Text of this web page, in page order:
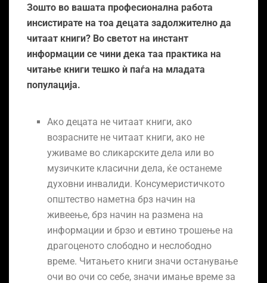
Зошто во вашата професионална работа
инсистирате на тоа децата задолжително да
читаат книги? Во светот на инстант
информации се чини дека таа практика на
читање книги тешко ѝ паѓа на младата
популација.
Ако децата не читаат книги, ако
возрасните не читаат книги, ако не
уживаме во сликарските дела или во
музичките класични дела, ќе останеме
духовни инвалиди. Консумеристичкото
општество наметна брз начин на
живеење, брз начин на размена на
информации и брзо и евтино трошење на
драгоценото слободно и неслободно
време. Читањето книги значи останување
очи во очи со себе, значи имање време за